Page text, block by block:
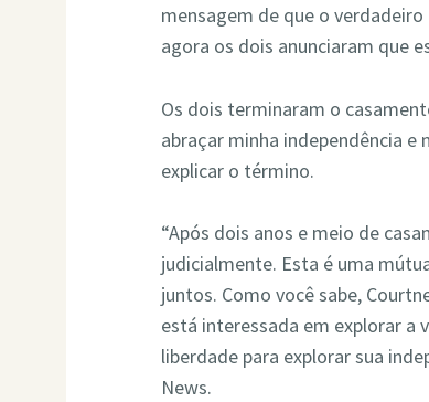
mensagem de que o
agora os dois anunciaram que
Os dois terminaram o
abraçar minha independência e
explicar o término.
“Após dois anos e meio de
judicialmente. Esta é uma
juntos. Como você sabe,
está interessada em explorar a
liberdade para explorar sua
News.